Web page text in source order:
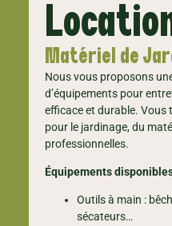
Matériel de
Nous vous proposons
d’équipements pour
efficace et durable. Vous
pour le jardinage, du
professionnelles.
Équipements
Outils à main :
sécateurs…